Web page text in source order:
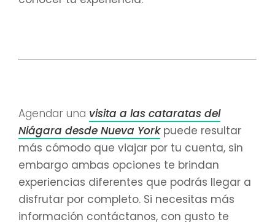
Agendar una visita a las cataratas del
Niágara desde Nueva Yorkpuede resultar
más cómodo que viajar por tu cuenta, sin
embargo ambas opciones te brindan
experiencias diferentes que podrás llegar a
disfrutar por completo. Si necesitas más
información contáctanos, con gusto te